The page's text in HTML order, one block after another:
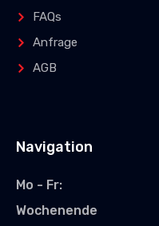
FAQs
Anfrage
AGB
Navigation
Mo - Fr:
Wochenende